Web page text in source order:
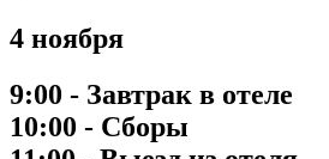
4 ноября
9:00 - Завтрак в отеле
10:00 - Сборы